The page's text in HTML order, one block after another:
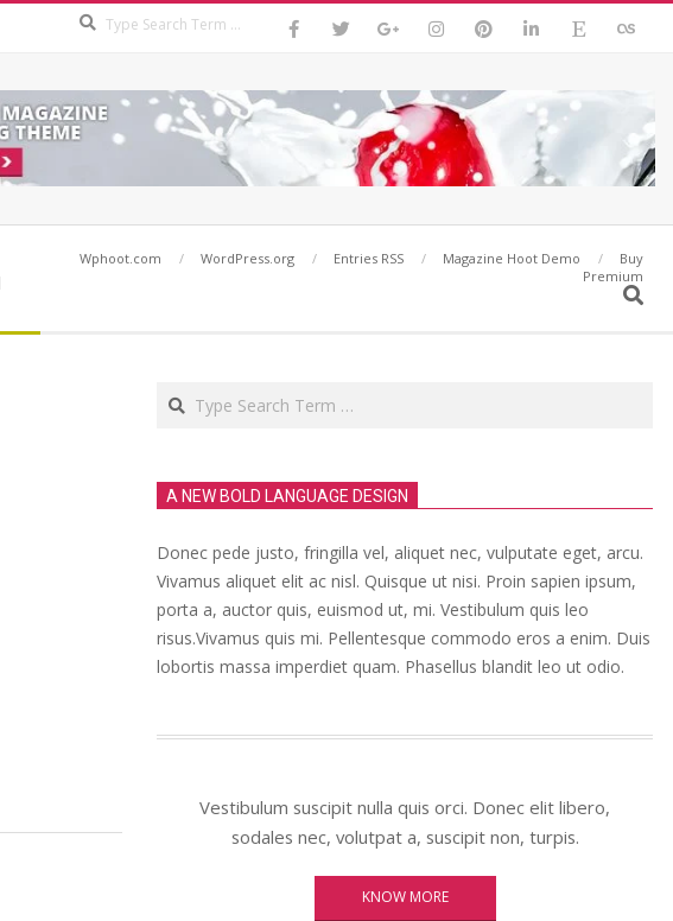
Wphoot.com WordPress.org Entries RSS Magazine Hoot Demo
Buy
Premium
Search
Search
A NEW BOLD LANGUAGE DESIGN
Donec pede justo, fringilla vel, aliquet nec, vulputate eget, arcu.
Vivamus aliquet elit ac nisl. Quisque ut nisi. Proin sapien ipsum,
porta a, auctor quis, euismod ut, mi. Vestibulum quis leo
risus.Vivamus quis mi. Pellentesque commodo eros a enim. Duis
lobortis massa imperdiet quam. Phasellus blandit leo ut odio.
Vestibulum suscipit nulla quis orci. Donec elit libero,
sodales nec, volutpat a, suscipit non, turpis.
KNOW MORE